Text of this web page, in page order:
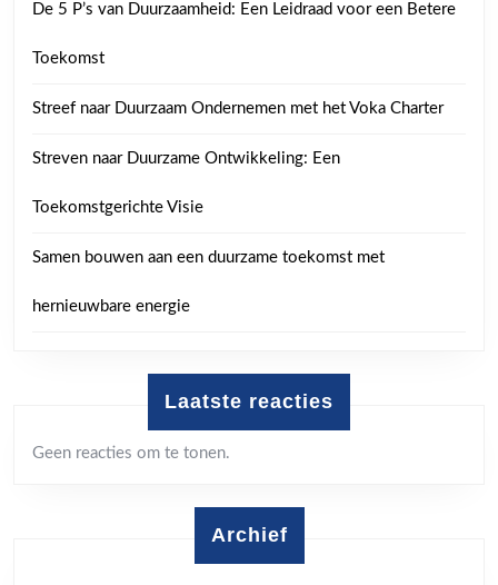
De 5 P’s van Duurzaamheid: Een Leidraad voor een Betere
Toekomst
Streef naar Duurzaam Ondernemen met het Voka Charter
Streven naar Duurzame Ontwikkeling: Een
Toekomstgerichte Visie
Samen bouwen aan een duurzame toekomst met
hernieuwbare energie
Laatste reacties
Geen reacties om te tonen.
Archief